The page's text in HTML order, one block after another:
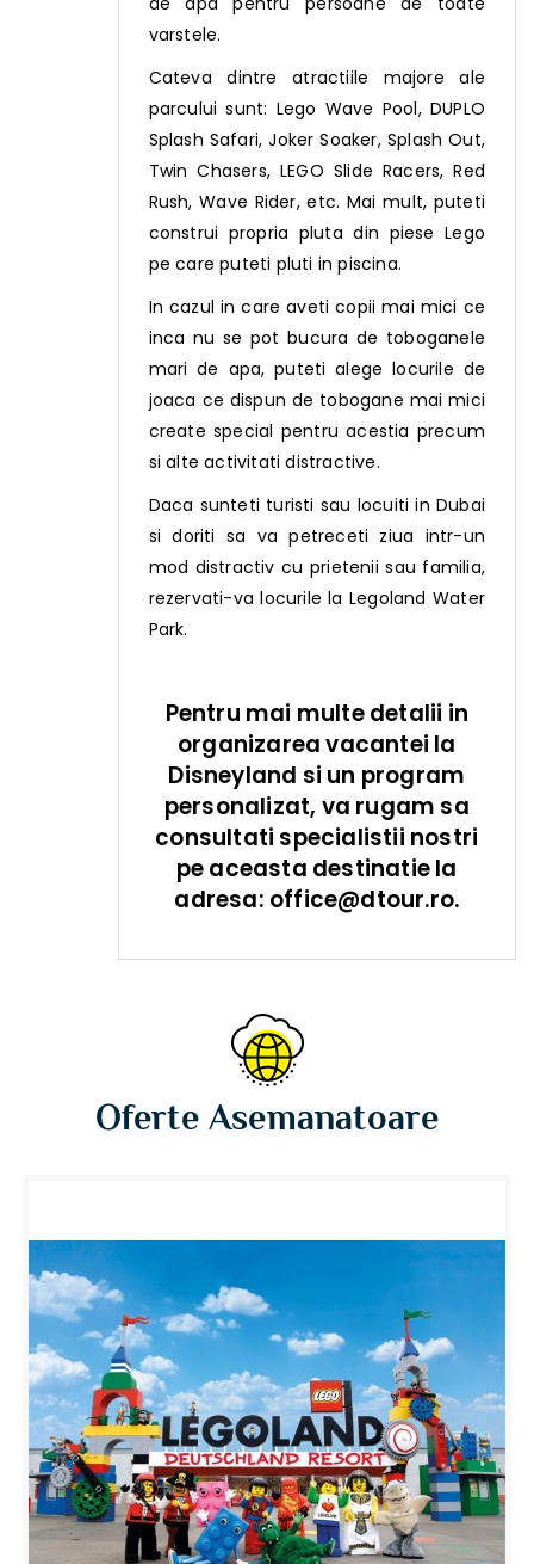
varstele.
Cateva dintre atractiile majore ale
parcului sunt: Lego Wave Pool, DUPLO
Splash Safari, Joker Soaker, Splash Out,
Twin Chasers, LEGO Slide Racers, Red
Rush, Wave Rider, etc. Mai mult, puteti
construi propria pluta din piese Lego
pe care puteti pluti in piscina.
In cazul in care aveti copii mai mici ce
inca nu se pot bucura de toboganele
mari de apa, puteti alege locurile de
joaca ce dispun de tobogane mai mici
create special pentru acestia precum
si alte activitati distractive.
Daca sunteti turisti sau locuiti in Dubai
si doriti sa va petreceti ziua intr-un
mod distractiv cu prietenii sau familia,
rezervati-va locurile la Legoland Water
Park.
Pentru mai multe detalii in
organizarea vacantei la
Disneyland si un program
personalizat, va rugam sa
consultati specialistii nostri
pe aceasta destinatie la
adresa: office@dtour.ro.
Oferte Asemanatoare